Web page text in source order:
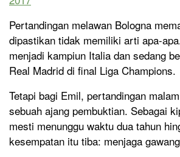
Pertandingan melawan Bologna
dipastikan tidak memiliki arti apa-
menjadi kampiun Italia dan sedang
Real Madrid di final Liga Champions.
Tetapi bagi Emil, pertandingan
sebuah ajang pembuktian. Sebagai
mesti menunggu waktu dua tahun
kesempatan itu tiba: menjaga